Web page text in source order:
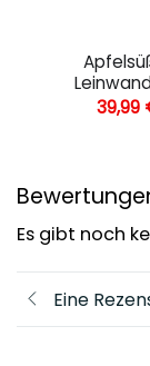
39,99
Es gibt noch
Eine